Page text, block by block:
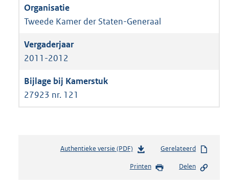
Tweede Kamer der Staten-Generaal
2011-2012
27923 nr. 121
Authentieke versie (PDF)b
s
Gerelateerd
Printen Delen